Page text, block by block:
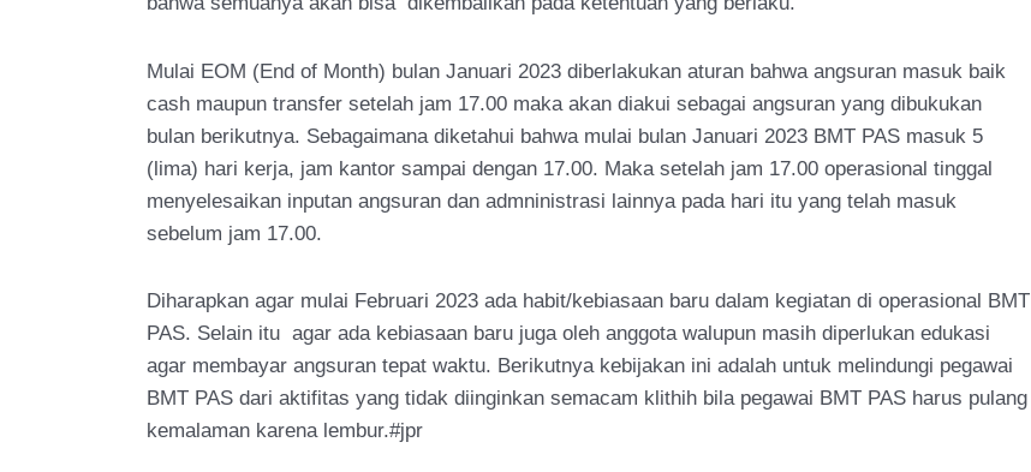
Mulai EOM (End of Month) bulan Januari 2023 diberlakukan aturan bahwa angsuran masuk baik
cash maupun transfer setelah jam 17.00 maka akan diakui sebagai angsuran yang dibukukan
bulan berikutnya. Sebagaimana diketahui bahwa mulai bulan Januari 2023 BMT PAS masuk 5
(lima) hari kerja, jam kantor sampai dengan 17.00. Maka setelah jam 17.00 operasional tinggal
menyelesaikan inputan angsuran dan admninistrasi lainnya pada hari itu yang telah masuk
sebelum jam 17.00.
Diharapkan agar mulai Februari 2023 ada habit/kebiasaan baru dalam kegiatan di operasional BMT
PAS. Selain itu agar ada kebiasaan baru juga oleh anggota walupun masih diperlukan edukasi
agar membayar angsuran tepat waktu. Berikutnya kebijakan ini adalah untuk melindungi pegawai
BMT PAS dari aktifitas yang tidak diinginkan semacam klithih bila pegawai BMT PAS harus pulang
kemalaman karena lembur.#jpr